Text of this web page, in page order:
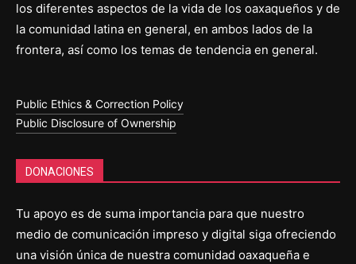
los diferentes aspectos de la vida de los oaxaqueños y de
la comunidad latina en general, en ambos lados de la
frontera, así como los temas de tendencia en general.
Public Ethics & Correction Policy
Public Disclosure of Ownership
DONACIONES
Tu apoyo es de suma importancia para que nuestro
medio de comunicación impreso y digital siga ofreciendo
una visión única de nuestra comunidad oaxaqueña e